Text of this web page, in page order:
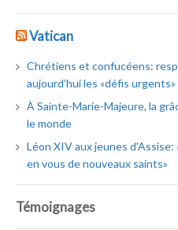
Vatican
Chrétiens et confucéens:
aujourd’hui les «défis urgents»
À Sainte-Marie-Majeure, la
le monde
Léon XIV aux jeunes
en vous de nouveaux saints»
Témoignages